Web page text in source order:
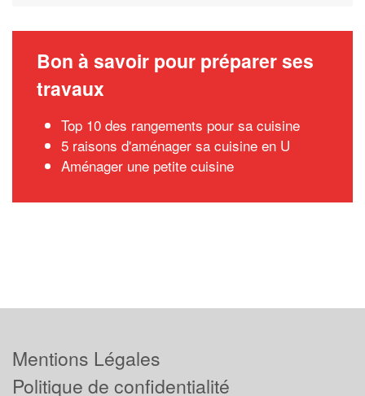
Bon à savoir pour préparer ses
travaux
Top 10 des rangements pour sa cuisine
5 raisons d'aménager sa cuisine en U
Aménager une petite cuisine
Mentions Légales
Politique de confidentialité